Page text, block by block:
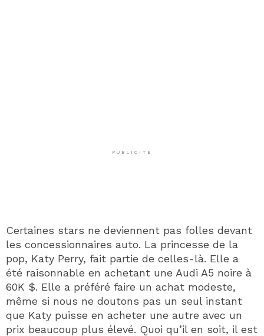
PUBLICITÉ
Certaines stars ne deviennent pas folles devant
les concessionnaires auto. La princesse de la
pop, Katy Perry, fait partie de celles-là. Elle a
été raisonnable en achetant une Audi A5 noire à
60K $. Elle a préféré faire un achat modeste,
même si nous ne doutons pas un seul instant
que Katy puisse en acheter une autre avec un
prix beaucoup plus élevé. Quoi qu’il en soit, il est